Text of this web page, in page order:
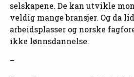
selskapene. De kan utvikle
veldig mange bransjer. Og da
arbeidsplasser og norske
ikke lønnsdannelse.
–